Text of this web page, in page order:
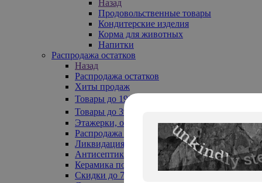
Назад
Продовольственные товары
Кондитерские изделия
Корма для животных
Напитки
Распродажа остатков
Назад
Распродажа остатков
Хиты продаж
Товары до 199₽
Товары до 399₽
Этажерки, обувницы
Распродажа текстиля до -50%
Ликвидация до -70%
Антисептики
Керамика по 129 руб
Скидки до 70%